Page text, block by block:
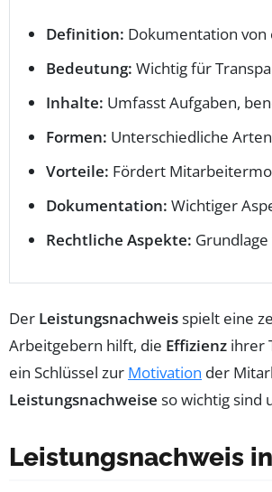
Definition: Dokumentation
Bedeutung: Wichtig für
Inhalte: Umfasst Aufgaben,
Formen: Unterschiedliche
Vorteile: Fördert
Dokumentation: Wichtiger
Rechtliche Aspekte:
Der Leistungsnachweisspielt eine
Arbeitgebern hilft, die Effizienz ihrer
ein Schlüssel zur Motivation der
Leistungsnachweise so wichtig sind
Leistungsnachweis